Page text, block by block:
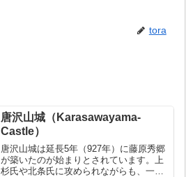
tora
唐沢山城（Karasawayama-
Castle）
唐沢山城は延長5年（927年）に藤原秀郷
が築いたのが始まりとされています。上
杉氏や北条氏に攻められながらも、一度